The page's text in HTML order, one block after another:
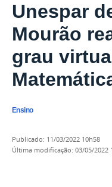
Unespar
Mourão
grau
Ensino
publicado: 11/03/2022 10h58
última modificação: 03/05/2022